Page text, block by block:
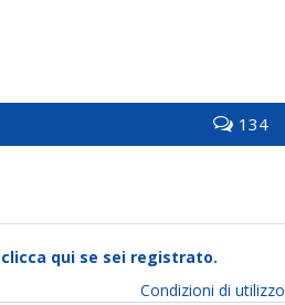
134
clicca qui se sei registrato.
Condizioni di utilizzo